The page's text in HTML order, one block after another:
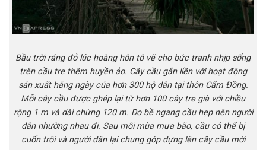
Bầu trời ráng đỏ lúc hoàng hôn tô vẽ cho bức tranh nhịp sống
trên cầu tre thêm huyền ảo. Cây cầu gắn liền với hoạt động
sản xuất hằng ngày của hơn 300 hộ dân tại thôn Cẩm Đồng.
Mỗi cây cầu được ghép lại từ hơn 100 cây tre già với chiều
rộng 1 m và dài chừng 120 m. Do bề ngang cầu hẹp nên người
dân nhường nhau đi. Sau mỗi mùa mưa bão, cầu có thể bị
cuốn trôi và người dân lại chung góp dựng lên cây cầu mới